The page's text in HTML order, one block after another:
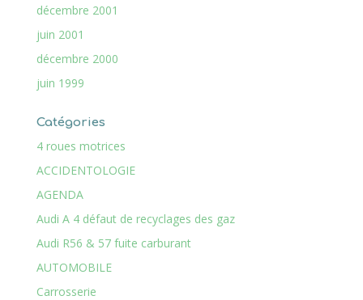
décembre 2001
juin 2001
décembre 2000
juin 1999
Catégories
4 roues motrices
ACCIDENTOLOGIE
AGENDA
Audi A 4 défaut de recyclages des gaz
Audi R56 & 57 fuite carburant
AUTOMOBILE
Carrosserie